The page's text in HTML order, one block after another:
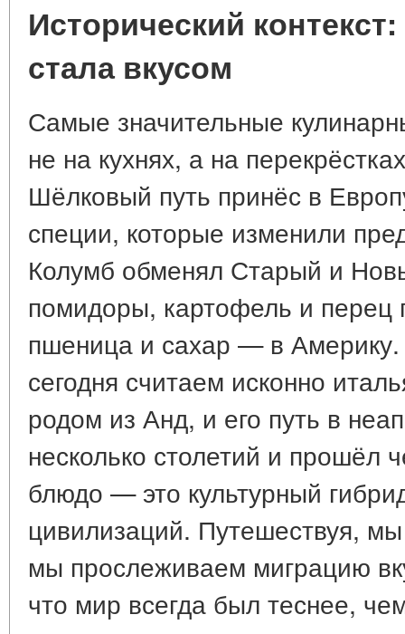
Исторический
стала вкусом
Самые значительные
не на кухнях, а на
Шёлковый путь принёс в
специи, которые изменили
Колумб обменял Старый и
помидоры, картофель и перец
пшеница и сахар — в
сегодня считаем исконно
родом из Анд, и его путь в
несколько столетий и прошёл
блюдо — это культурный
цивилизаций. Путешествуя,
мы прослеживаем миграцию
что мир всегда был теснее,